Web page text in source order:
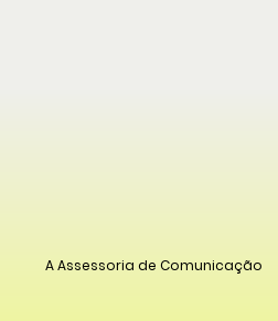
A Assessoria de Comunicação